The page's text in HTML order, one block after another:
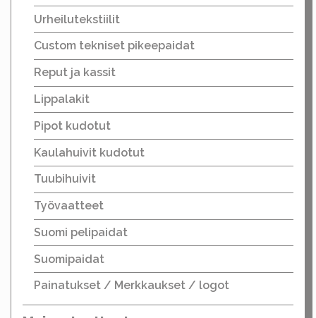
Urheilutekstiilit
Custom tekniset pikeepaidat
Reput ja kassit
Lippalakit
Pipot kudotut
Kaulahuivit kudotut
Tuubihuivit
Työvaatteet
Suomi pelipaidat
Suomipaidat
Painatukset / Merkkaukset / logot